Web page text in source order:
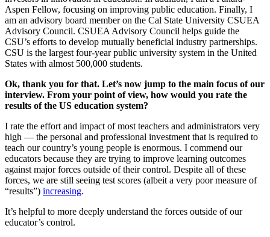
Aspen Fellow, focusing on improving public education. Finally, I
am an advisory board member on the Cal State University CSUEA
Advisory Council. CSUEA Advisory Council helps guide the
CSU’s efforts to develop mutually beneficial industry partnerships.
CSU is the largest four-year public university system in the United
States with almost 500,000 students.
Ok, thank you for that. Let’s now jump to the main focus of our
interview. From your point of view, how would you rate the
results of the US education system?
I rate the effort and impact of most teachers and administrators very
high — the personal and professional investment that is required to
teach our country’s young people is enormous. I commend our
educators because they are trying to improve learning outcomes
against major forces outside of their control. Despite all of these
forces, we are still seeing test scores (albeit a very poor measure of
“results”) increasing.
It’s helpful to more deeply understand the forces outside of our
educator’s control.